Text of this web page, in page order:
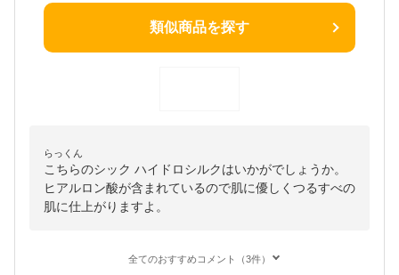
類似商品を探す
らっくん
こちらのシック ハイドロシルクはいかがでしょうか。
ヒアルロン酸が含まれているので肌に優しくつるすべの
肌に仕上がりますよ。
全てのおすすめコメント（3件）